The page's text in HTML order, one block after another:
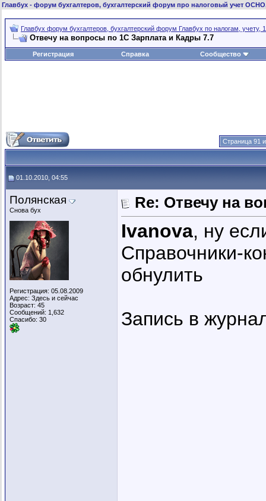
Главбух - форум бухгалтеров, бухгалтерский форум про налоговый учет
Главбух форум бухгалтеров, бухгалтерский форум Главбух по налогам, учету,
Отвечу на вопросы по 1С Зарплата и Кадры 7.7
Регистрация Справка Сообщество
Страница 91
01.10.2010, 04:55
Полянская
Снова бух
Регистрация: 05.08.2009
Адрес: Здесь и сейчас
Возраст: 45
Сообщений: 1,632
Спасибо: 30
Re: Отвечу на
Ivanova, ну
Справочники-
обнулить
Запись в